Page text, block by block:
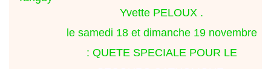
Yvette PELOUX .
le samedi 18 et dimanche 19 novembre
: QUETE SPECIALE POUR LE